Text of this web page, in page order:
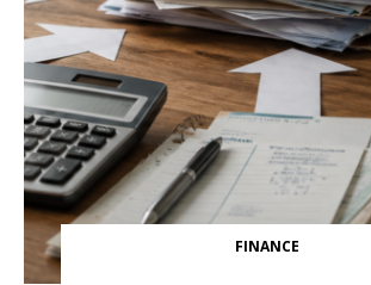
FINANCE